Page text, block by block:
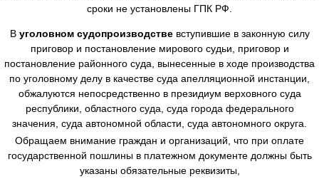
сроки не установлены ГПК РФ.
В уголовном судопроизводствевступившие в законную силу
приговор и постановление мирового судьи, приговор и
постановление районного суда, вынесенные в ходе производства
по уголовному делу в качестве суда апелляционной инстанции,
обжалуются непосредственно в президиум верховного суда
республики, областного суда, суда города федерального
значения, суда автономной области, суда автономного округа.
Обращаем внимание граждан и организаций, что при оплате
государственной пошлины в платежном документе должны быть
указаны обязательные реквизиты,